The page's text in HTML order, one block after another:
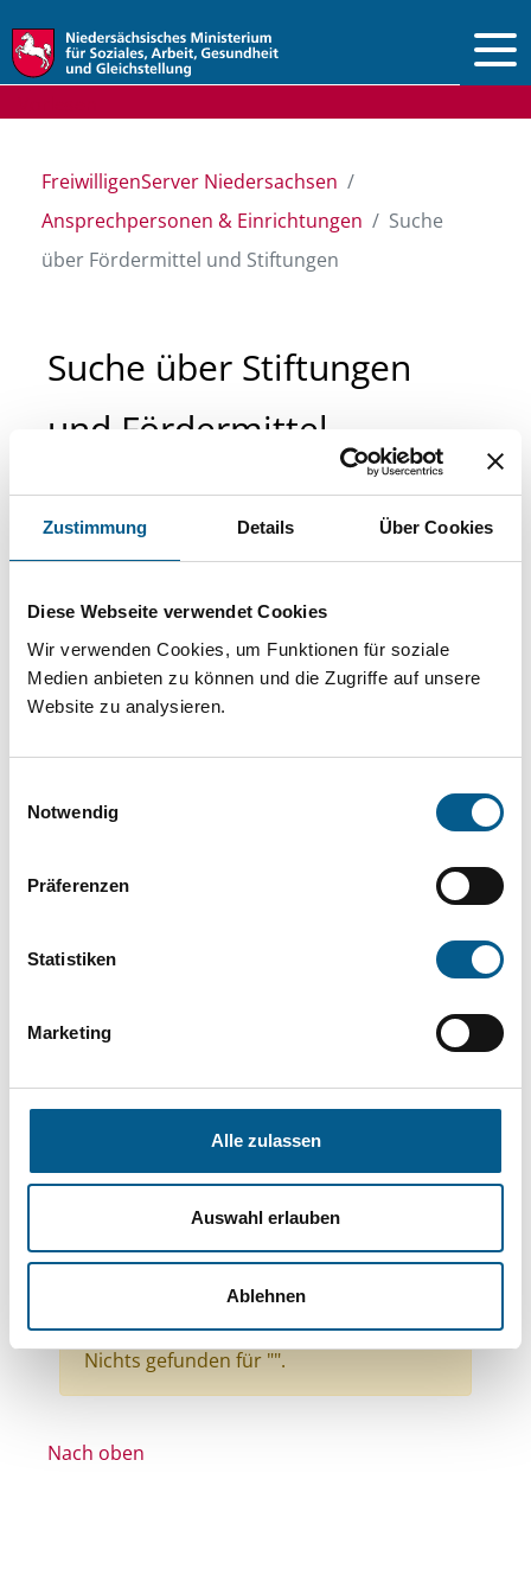
Zustimmung Details Über Cookies
Diese Webseite verwendet Cookies
Wir verwenden Cookies, um Funktionen für soziale
Medien anbieten zu können und die Zugriffe auf unsere
Website zu analysieren.
Notwendig
Präferenzen
Statistiken
Marketing
Alle zulassen
Auswahl erlauben
Ablehnen
FreiwilligenServer Niedersachsen
Ansprechpersonen & Einrichtungen
Suche
über Fördermittel und Stiftungen
Suche über Stiftungen
und Fördermittel
Sie suchen finanzielle Unterstützung für ein
Projekt oder ein Vorhaben? Hier können Sie
Stiftungsdatenbank recherchieren. Bei der
Suche bitte die Groß- und Kleinschreibung
beachten.
können durch die Wahl von Bereichen oder
Suchen
Themen: Sonstige
Themen: Politische Bildung & Demokratie
Themen: Kunst & Kultur
Themen: Bildung und Erziehung
Themen: Wohlfahrtswesen
Alle Filter entfernen
Nichts gefunden für "".
Nach oben